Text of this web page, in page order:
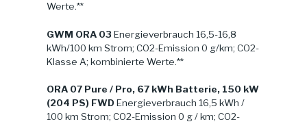
Werte.**
GWM ORA 03 Energieverbrauch 16,5-16,8
kWh/100 km Strom; CO2-Emission 0 g/km; CO2-
Klasse A; kombinierte Werte.**
ORA 07 Pure / Pro, 67 kWh Batterie, 150 kW
(204 PS) FWD Energieverbrauch 16,5 kWh /
100 km Strom; CO2-Emission 0 g / km; CO2-